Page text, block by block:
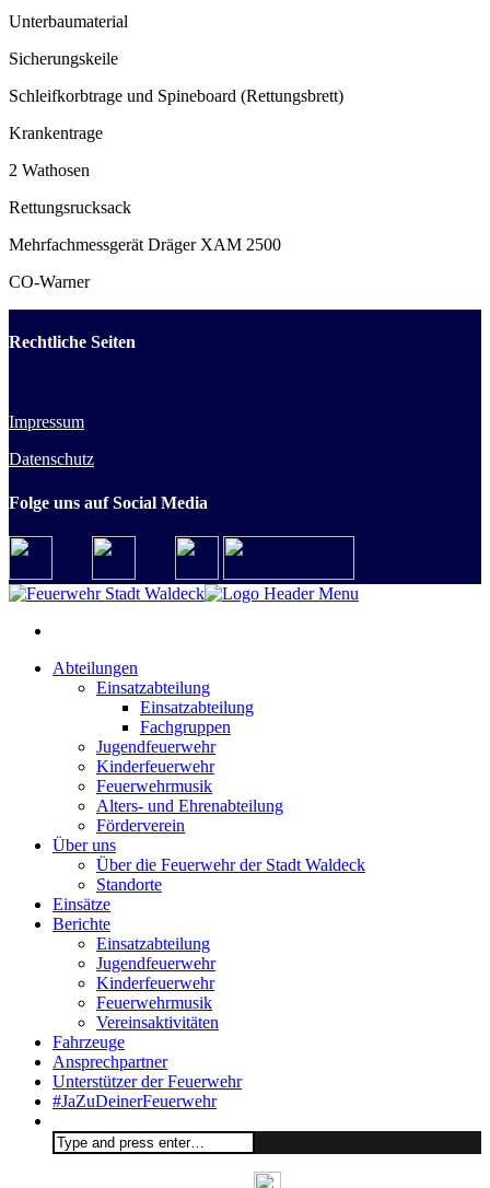
Unterbaumaterial
Sicherungskeile
Schleifkorbtrage und Spineboard (Rettungsbrett)
Krankentrage
2 Wathosen
Rettungsrucksack
Mehrfachmessgerät Dräger XAM 2500
CO-Warner
Rechtliche Seiten
Impressum
Datenschutz
Folge uns auf Social Media
Abteilungen
Einsatzabteilung
Einsatzabteilung
Fachgruppen
Jugendfeuerwehr
Kinderfeuerwehr
Feuerwehrmusik
Alters- und Ehrenabteilung
Förderverein
Über uns
Über die Feuerwehr der Stadt Waldeck
Standorte
Einsätze
Berichte
Einsatzabteilung
Jugendfeuerwehr
Kinderfeuerwehr
Feuerwehrmusik
Vereinsaktivitäten
Fahrzeuge
Ansprechpartner
Unterstützer der Feuerwehr
#JaZuDeinerFeuerwehr
Search
for: